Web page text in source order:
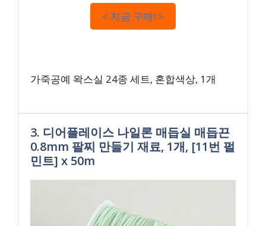
< 지금 구매! >
가죽공예 왁스실 24종 세트, 혼합색상, 1개
3. 디어플레이스 나일론 매듭실 매듭끈
0.8mm 팔찌 만들기 재료, 1개, [11번 펄
민트] x 50m